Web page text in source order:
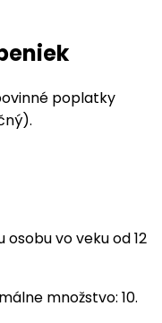
poplatky
vo veku od 12
množstvo: 10.